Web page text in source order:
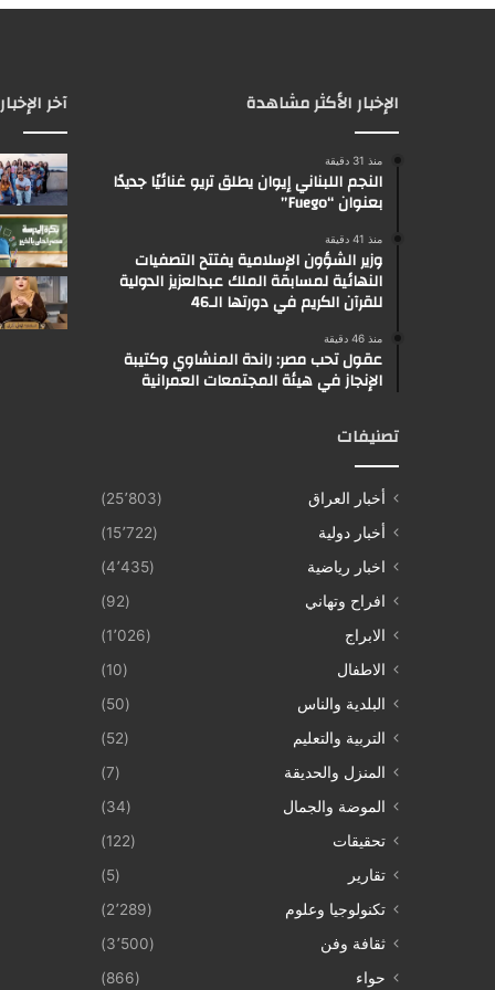
الإخبار الأكثر مشاهدة
منذ 31 دقيقة
النجم اللبناني إيوان يطلق تريو غنائيًا جديدًا
بعنوان “Fuego”
منذ 41 دقيقة
وزير الشؤون الإسلامية يفتتح التصفيات
النهائية لمسابقة الملك عبدالعزيز الدولية
للقرآن الكريم في دورتها الـ46
منذ 46 دقيقة
عقول تحب مصر: راندة المنشاوي وكتيبة
الإنجاز في هيئة المجتمعات العمرانية
تصنيفات
أخبار العراق
(25٬803)
أخبار دولية
(15٬722)
اخبار رياضية
(4٬435)
افراح وتهاني
(92)
الابراج
(1٬026)
الاطفال
(10)
البلدية والناس
(50)
التربية والتعليم
(52)
المنزل والحديقة
(7)
الموضة والجمال
(34)
تحقيقات
(122)
تقارير
(5)
تكنولوجيا وعلوم
(2٬289)
ثقافة وفن
(3٬500)
حواء
(866)
آخر